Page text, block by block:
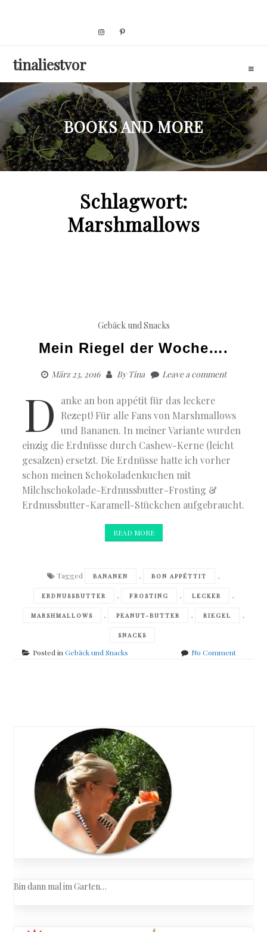
tinaliestvor
BOOKS AND MORE
Schlagwort:
Marshmallows
Gebäck und Snacks
Mein Riegel der Woche….
März 23, 2016 ByTina Leave a comment
D
anke an bon appétit für das leckere
Rezept! Für alle Fans von Marshmallows
und Bananen. In meiner Variante wurden
einzig die Erdnüsse durch Cashew-Kerne (leicht
gesalzen) ersetzt. Die Erdnüsse hatte ich vorher
schon meinen Schokoladenkuchen mit
Milchschokolade-Erdnussbutter-Frosting &
Erdnussbutter-Karamell-Stückchen aufgebraucht.
READ MORE
Tagged BANANEN , BON APPÉTTIT ,
ERDNUSSBUTTER , FROSTING , LECKER ,
MARSHMALLOWS , PEANUT-BUTTER , RIEGEL ,
SNACKS
Posted inGebäck und Snacks No Commenton
navigation
Bin dann mal im Garten…